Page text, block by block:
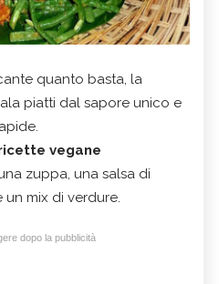
quanto basta, la
piatti dal sapore unico e
vegane
zuppa, una salsa di
mix di verdure.
dopo la pubblicità